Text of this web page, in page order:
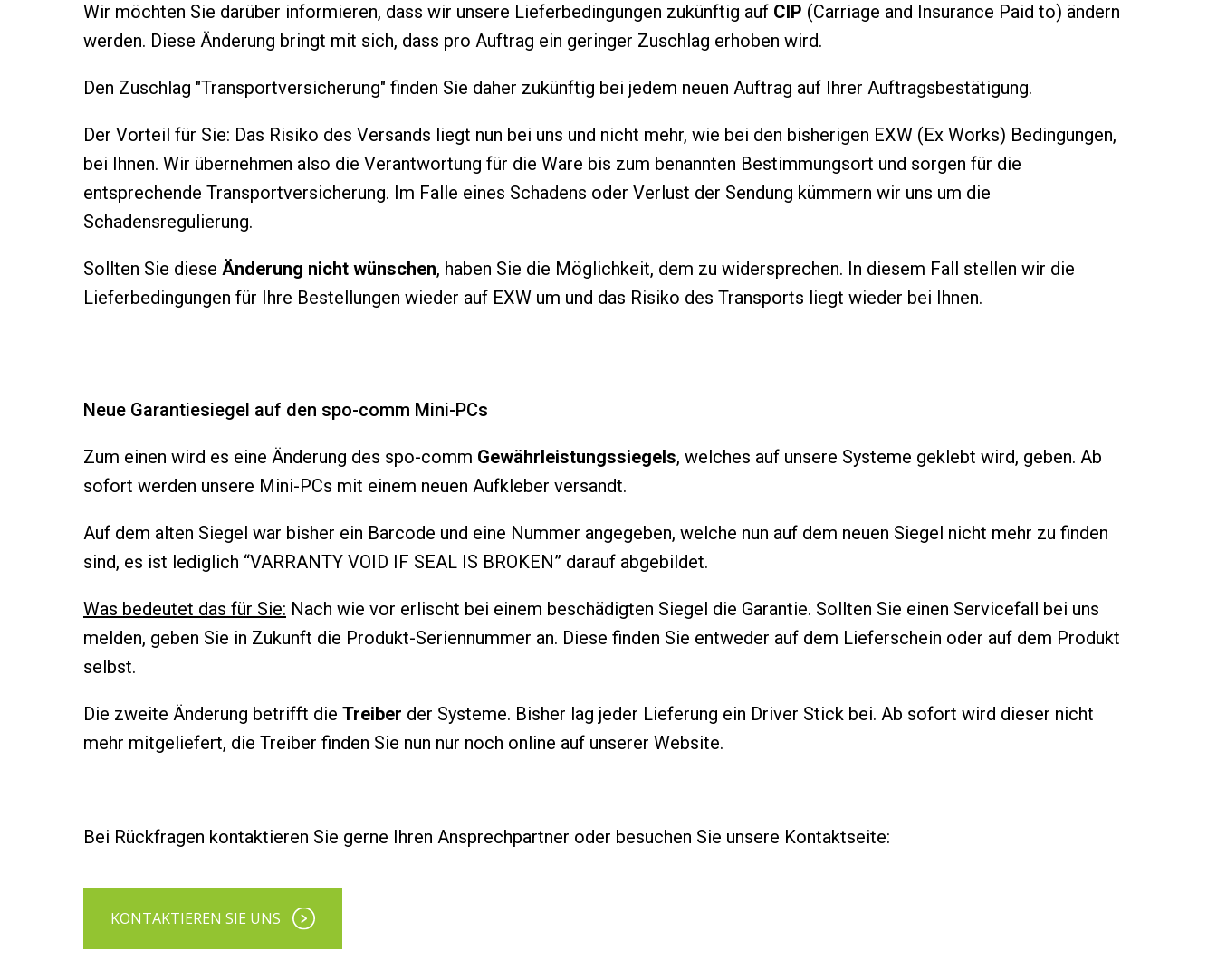
Wir möchten Sie darüber informieren, dass wir unsere Lieferbedingungen zukünftig auf CIP (Carriage and Insurance Paid to) ändern
werden. Diese Änderung bringt mit sich, dass pro Auftrag ein geringer Zuschlag erhoben wird.
Den Zuschlag "Transportversicherung" finden Sie daher zukünftig bei jedem neuen Auftrag auf Ihrer Auftragsbestätigung.
Der Vorteil für Sie: Das Risiko des Versands liegt nun bei uns und nicht mehr, wie bei den bisherigen EXW (Ex Works) Bedingungen,
bei Ihnen. Wir übernehmen also die Verantwortung für die Ware bis zum benannten Bestimmungsort und sorgen für die
entsprechende Transportversicherung. Im Falle eines Schadens oder Verlust der Sendung kümmern wir uns um die
Schadensregulierung.
Sollten Sie diese Änderung nicht wünschen, haben Sie die Möglichkeit, dem zu widersprechen. In diesem Fall stellen wir die
Lieferbedingungen für Ihre Bestellungen wieder auf EXW um und das Risiko des Transports liegt wieder bei Ihnen.
Neue Garantiesiegel auf den spo-comm Mini-PCs
Zum einen wird es eine Änderung des spo-comm Gewährleistungssiegels, welches auf unsere Systeme geklebt wird, geben. Ab
sofort werden unsere Mini-PCs mit einem neuen Aufkleber versandt.
Auf dem alten Siegel war bisher ein Barcode und eine Nummer angegeben, welche nun auf dem neuen Siegel nicht mehr zu finden
sind, es ist lediglich “VARRANTY VOID IF SEAL IS BROKEN” darauf abgebildet.
Was bedeutet das für Sie: Nach wie vor erlischt bei einem beschädigten Siegel die Garantie. Sollten Sie einen Servicefall bei uns
melden, geben Sie in Zukunft die Produkt-Seriennummer an. Diese finden Sie entweder auf dem Lieferschein oder auf dem Produkt
selbst.
Die zweite Änderung betrifft die Treiber der Systeme. Bisher lag jeder Lieferung ein Driver Stick bei. Ab sofort wird dieser nicht
mehr mitgeliefert, die Treiber finden Sie nun nur noch online auf unserer Website.
Bei Rückfragen kontaktieren Sie gerne Ihren Ansprechpartner oder besuchen Sie unsere Kontaktseite:
KONTAKTIEREN SIE UNS